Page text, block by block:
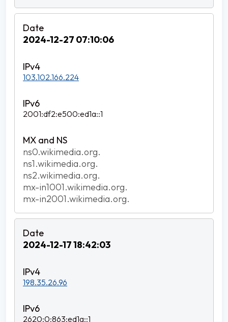
2024-12-27 07:10:06
103.102.166.224
2001:df2:e500:ed1a::1
ns0.wikimedia.org.
ns1.wikimedia.org.
ns2.wikimedia.org.
mx-in1001.wikimedia.org.
mx-in2001.wikimedia.org.
2024-12-17 18:42:03
198.35.26.96
2620:0:863:ed1a::1